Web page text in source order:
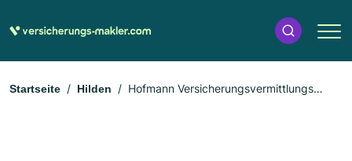
Startseite Hilden
Hofmann Versicherungsvermittlungs